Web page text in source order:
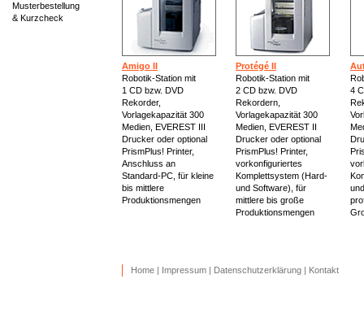
Musterbestellung
& Kurzcheck
Amigo II
Robotik-Station mit
1 CD bzw. DVD
Rekorder,
Vorlagekapazität 300
Medien, EVEREST III
Drucker oder optional
PrismPlus! Printer,
Anschluss an
Standard-PC, für kleine
bis mittlere
Produktionsmengen
Protégé II
Robotik-Station mit
2 CD bzw. DVD
Rekordern,
Vorlagekapazität 300
Medien, EVEREST II
Drucker oder optional
PrismPlus! Printer,
vorkonfiguriertes
Komplettsystem (Hard-
und Software), für
mittlere bis große
Produktionsmengen
4
Home | Impressum | Datenschutzerklärung | Kontakt